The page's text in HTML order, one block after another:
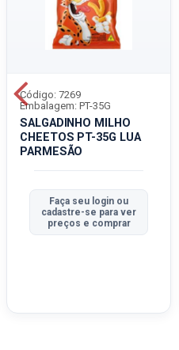
SALGADINHO MILHO
CHEETOS PT-35G LUA
PARMESÃO
Código: 7269
Embalagem: PT-35G
Faça seu login ou
cadastre-se para ver
preços e comprar